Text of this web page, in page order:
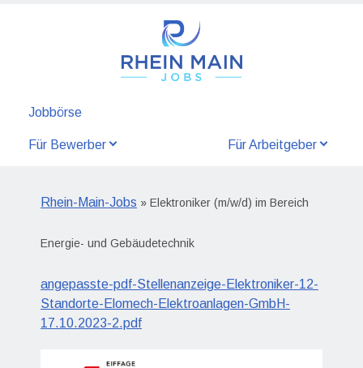
Jobbörse
Für Bewerber Für Arbeitgeber
Rhein-Main-Jobs » Elektroniker (m/w/d) im Bereich
Energie- und Gebäudetechnik
angepasste-pdf-Stellenanzeige-Elektroniker-12-
Standorte-Elomech-Elektroanlagen-GmbH-
17.10.2023-2.pdf